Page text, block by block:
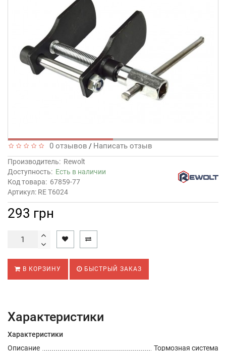
0 отзывов / Написать отзыв
Производитель: Rewolt
Доступность: Есть в наличии
Код товара: 67859-77
Артикул: RE T6024
293 грн
В КОРЗИНУ БЫСТРЫЙ ЗАКАЗ
Характеристики
Характеристики
Описание
Тормозная система